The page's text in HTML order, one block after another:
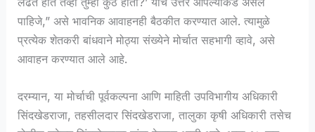
पाहिजे,” असे भावनिक आवाहनही बैठकीत करण्यात आले. त्यामुळे
प्रत्येक शेतकरी बांधवाने मोठ्या संख्येने मोर्चात सहभागी व्हावे, असे
आवाहन करण्यात आले आहे.
दरम्यान, या मोर्चाची पूर्वकल्पना आणि माहिती उपविभागीय अधिकारी
सिंदखेडराजा, तहसीलदार सिंदखेडराजा, तालुका कृषी अधिकारी तसेच